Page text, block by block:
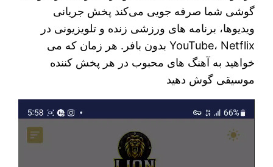
گوشی شما صرفه جویی می‌کند پخش جریانی
ویدیوها، برنامه های ورزشی زنده و تلویزیونی در
YouTube، Netflix بدون بافر. هر زمان که می
خواهید به آهنگ های محبوب در هر پخش کننده
موسیقی گوش دهید
نمایشگر